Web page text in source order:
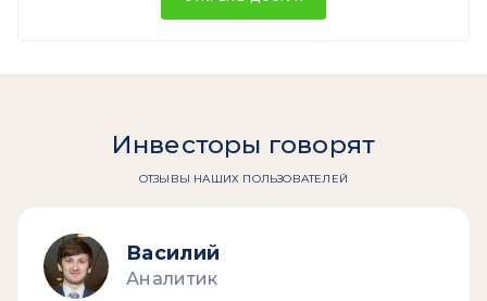
Инвесторы говорят
ОТЗЫВЫ НАШИХ ПОЛЬЗОВАТЕЛЕЙ
Василий
Аналитик